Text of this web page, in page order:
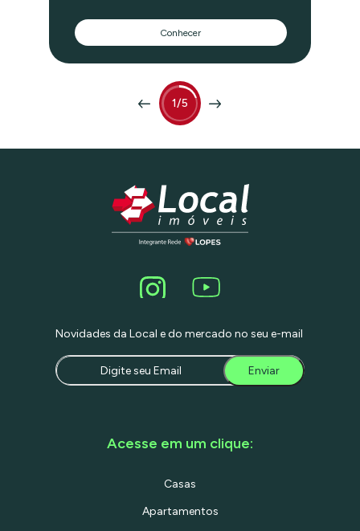
1/5
praticidade e segurança para o seu
negócio. Sua estrutura versátil atende
tanto escritórios quanto
estabelecimentos comerciais, com
• Metragem excelente: espaço com
344m² • Amplos ambientes de
convivência e trabalho • Garagem para
ventilação adequada • Entrada
independente, ideal para negócios que
buscam destaque na região Localização
Estratégica Situado na rua dona Ana
Pimentel, na badalada região de
acesso às principais vias de São Paulo,
como avenida Antártica, avenida
Barra Funda e a mobilidade garantida
deslocamento de colaboradores e
clientes, tornando-se uma localização
privilegiada para negócios de diversos
reformas recentes que elevam o padrão
natural e a ventilação dos ambientes,
agradável e seguro. A rua arborizada e
Conhecer
Novidades da Local e do mercado no seu e-mail
Enviar
Acesse em um clique:
Casas
Apartamentos